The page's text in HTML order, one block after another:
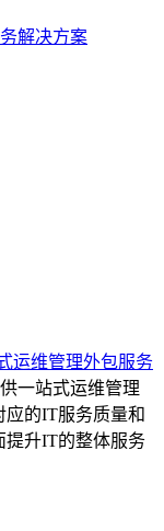
解决方案
运维管理外包服务
一站式运维管理
的IT服务质量和
提升IT的整体服务